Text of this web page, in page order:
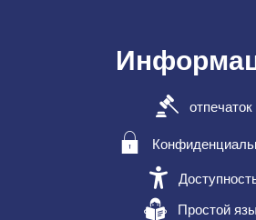
отпечаток
Простой